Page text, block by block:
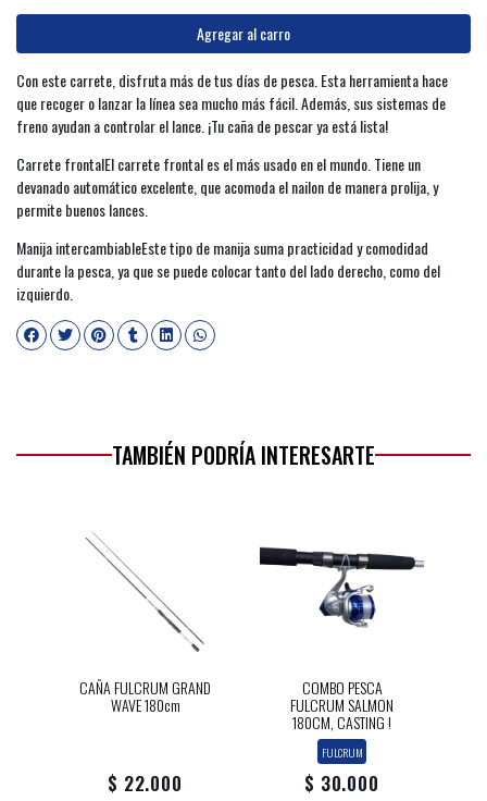
Agregar al carro
Con este carrete, disfruta más de tus días de pesca. Esta herramienta hace
que recoger o lanzar la línea sea mucho más fácil. Además, sus sistemas de
freno ayudan a controlar el lance. ¡Tu caña de pescar ya está lista!
Carrete frontalEl carrete frontal es el más usado en el mundo. Tiene un
devanado automático excelente, que acomoda el nailon de manera prolija, y
permite buenos lances.
Manija intercambiableEste tipo de manija suma practicidad y comodidad
durante la pesca, ya que se puede colocar tanto del lado derecho, como del
izquierdo.
TAMBIÉN PODRÍA INTERESARTE
CAÑA FULCRUM GRAND
WAVE 180cm
$ 22.000
COMBO PESCA
FULCRUM SALMON
180CM, CASTING !
FULCRUM
$ 30.000